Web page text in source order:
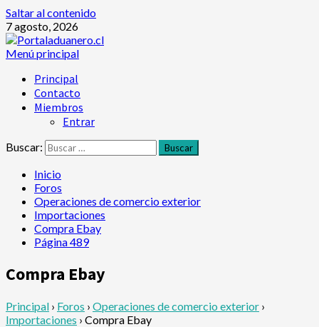
Saltar al contenido
7 agosto, 2026
Menú principal
Principal
Contacto
Miembros
Entrar
Buscar:
Inicio
Foros
Operaciones de comercio exterior
Importaciones
Compra Ebay
Página 489
Compra Ebay
Principal › Foros › Operaciones de comercio exterior ›
Importaciones › Compra Ebay